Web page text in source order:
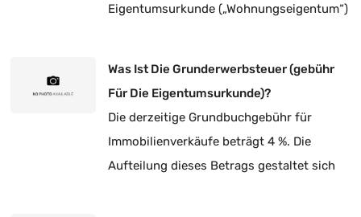
Eigentumsurkunde („Wohnungseigentum“)
Was Ist Die Grunderwerbsteuer (gebühr
Für Die Eigentumsurkunde)?
Die derzeitige Grundbuchgebühr für
Immobilienverkäufe beträgt 4 %. Die
Aufteilung dieses Betrags gestaltet sich